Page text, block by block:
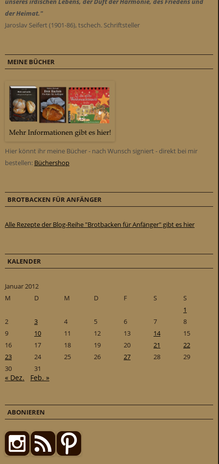
der Heimat."
Jaroslav Seifert (1901-86), tschech. Schriftsteller
MEINE BÜCHER
Hier könnt ihr meine Bücher - nach Wunsch signiert - direkt bei mir
bestellen: Büchershop
BROTBACKEN FÜR ANFÄNGER
Alle Rezepte der Blog-Reihe "Brotbacken für Anfänger" gibt es hier
KALENDER
Januar 2012
M
D M D F S
S
1
2
3 4 5 6 7
8
9
10 11 12 13 14
15
16
17 18 19 20 21
22
23
24 25 26 27 28
29
30
31
« Dez. Feb. »
ABONIEREN